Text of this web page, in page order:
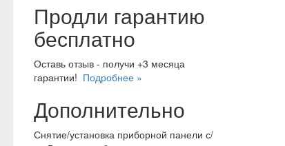
Продли гарантию
бесплатно
Оставь отзыв - получи +3 месяца
гарантии! Подробнее »
Дополнительно
Снятие/установка приборной панели с/